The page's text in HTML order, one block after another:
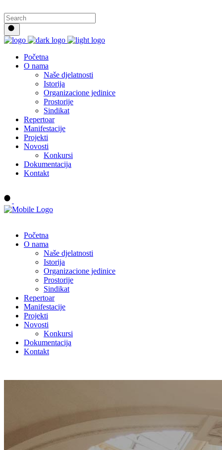
Početna
O nama
Naše djelatnosti
Istorija
Organizacione jedinice
Prostorije
Sindikat
Repertoar
Manifestacije
Projekti
Novosti
Konkursi
Dokumentacija
Kontakt
Početna
O nama
Naše djelatnosti
Istorija
Organizacione jedinice
Prostorije
Sindikat
Repertoar
Manifestacije
Projekti
Novosti
Konkursi
Dokumentacija
Kontakt